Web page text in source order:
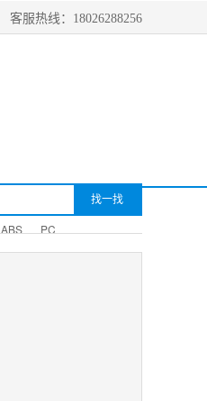
客服热线：18026288256
ABS PC